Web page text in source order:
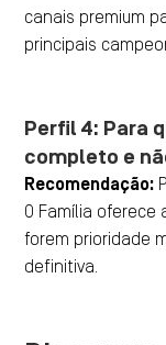
canais premium
principais
Perfil 4: Para
completo e
Recomendação:
O Família oferece
forem prioridade
definitiva.